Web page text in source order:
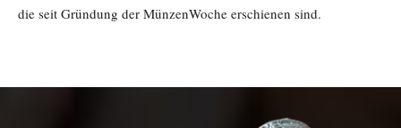
die seit Gründung der MünzenWoche erschienen sind.